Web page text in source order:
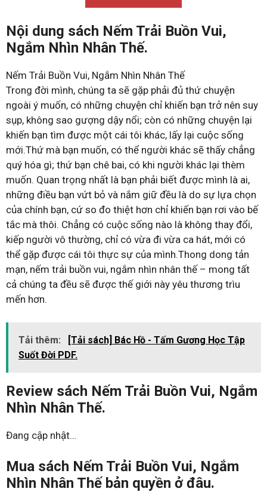
Nội dung sách Nếm Trải Buồn Vui,
Ngắm Nhìn Nhân Thế.
Nếm Trải Buồn Vui, Ngắm Nhìn Nhân Thế
Trong đời mình, chúng ta sẽ gặp phải đủ thứ chuyện
ngoài ý muốn, có những chuyện chỉ khiến bạn trở nên suy
sụp, không sao gượng dậy nổi; còn có những chuyện lại
khiến bạn tìm được một cái tôi khác, lấy lại cuộc sống
mới.Thứ mà bạn muốn, có thể người khác sẽ thấy chẳng
quý hóa gì; thứ bạn chê bai, có khi người khác lại thèm
muốn. Quan trọng nhất là bạn phải biết được mình là ai,
những điều bạn vứt bỏ và nắm giữ đều là do sự lựa chọn
của chính bạn, cứ so đo thiệt hơn chỉ khiến bạn rơi vào bế
tắc mà thôi. Chẳng có cuộc sống nào là không thay đổi,
kiếp người vô thường, chỉ có vừa đi vừa ca hát, mới có
thể gặp được cái tôi thực sự của mình.Thong dong tản
mạn, nếm trải buồn vui, ngắm nhìn nhân thế – mong tất
cả chúng ta đều sẽ được thế giới này yêu thương trìu
mến hơn.
Tải thêm:
[Tải sách] Bác Hồ - Tấm Gương Học Tập
Suốt Đời PDF.
Review sách Nếm Trải Buồn Vui, Ngắm
Nhìn Nhân Thế.
Đang cập nhật…
Mua sách Nếm Trải Buồn Vui, Ngắm
Nhìn Nhân Thế bản quyền ở đâu.